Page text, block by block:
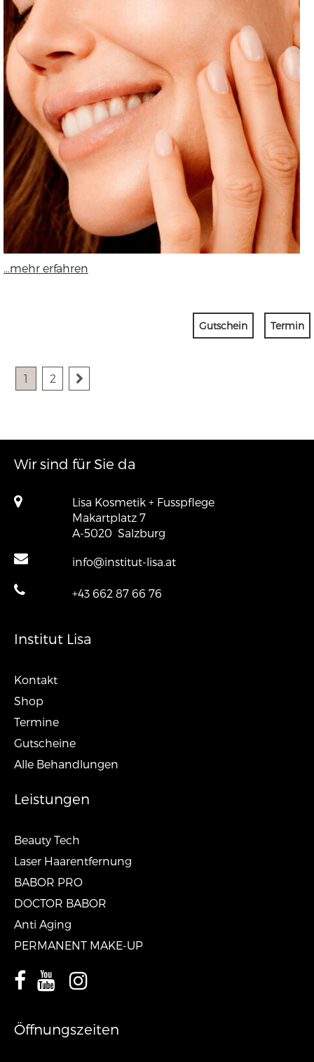
...mehr erfahren
Gutschein Termin
1 2
Wir sind für Sie da
Lisa Kosmetik + Fusspflege
Makartplatz 7
A-5020 Salzburg
info@institut-lisa.at
+43 662 87 66 76
Institut Lisa
Kontakt
Shop
Termine
Gutscheine
Alle Behandlungen
Leistungen
Beauty Tech
Laser Haarentfernung
BABOR PRO
DOCTOR BABOR
Anti Aging
PERMANENT MAKE-UP
Öffnungszeiten